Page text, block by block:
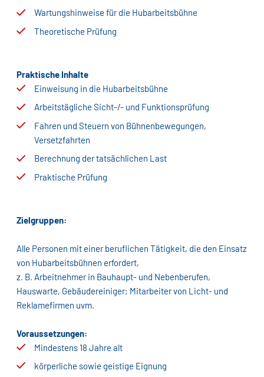
Wartungshinweise für die Hubarbeitsbühne
Theoretische Prüfung
Praktische Inhalte
Einweisung in die Hubarbeitsbühne
Arbeitstägliche Sicht-/- und Funktionsprüfung
Fahren und Steuern von Bühnenbewegungen,
Versetzfahrten
Berechnung der tatsächlichen Last
Praktische Prüfung
Zielgruppen:
Alle Personen mit einer beruflichen Tätigkeit, die den Einsatz
von Hubarbeitsbühnen erfordert,
z. B. Arbeitnehmer in Bauhaupt- und Nebenberufen,
Hauswarte, Gebäudereiniger; Mitarbeiter von Licht- und
Reklamefirmen uvm.
Voraussetzungen:
Mindestens 18 Jahre alt
körperliche sowie geistige Eignung